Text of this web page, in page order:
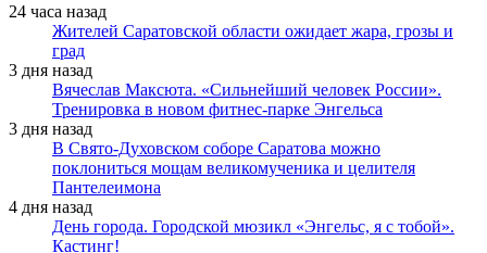
24 часа назад
Жителей Саратовской области ожидает жара, грозы и
град
3 дня назад
Вячеслав Максюта. «Сильнейший человек России».
Тренировка в новом фитнес-парке Энгельса
3 дня назад
В Свято-Духовском соборе Саратова можно
поклониться мощам великомученика и целителя
Пантелеимона
4 дня назад
День города. Городской мюзикл «Энгельс, я с тобой».
Кастинг!